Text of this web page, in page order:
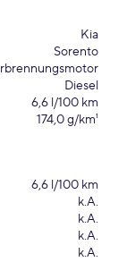
Kia
Sorento
Diesel
6,6 l/100 km
174,0 g/km¹
6,6 l/100 km
k.A.
k.A.
k.A.
k.A.